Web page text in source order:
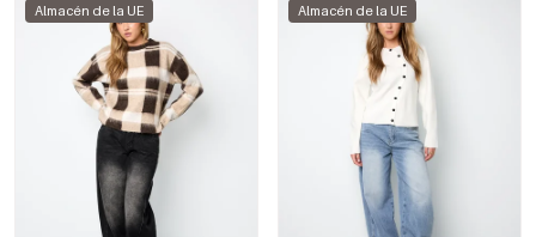
Almacén de la UE Almacén de la UE